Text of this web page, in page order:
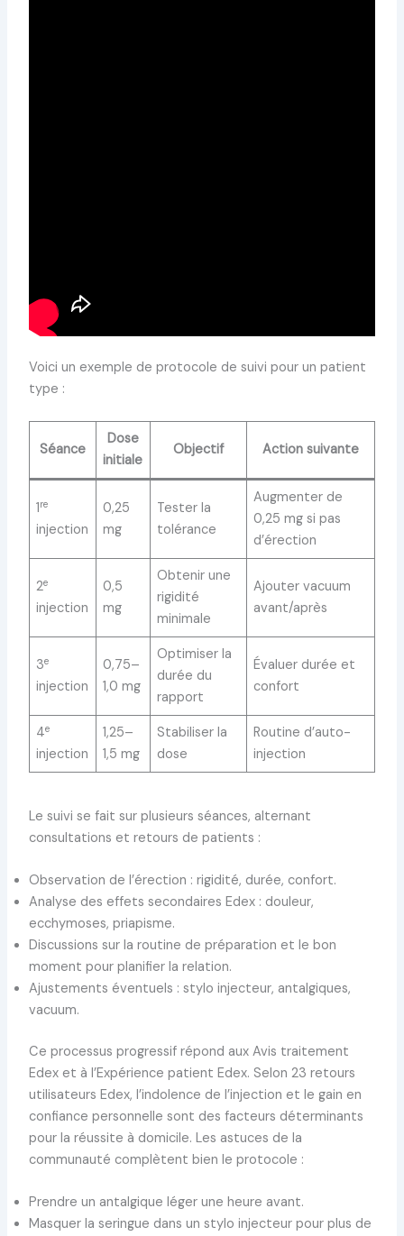
Voici un exemple de protocole de suivi pour un patient
type :
Séance
Dose
initiale
Objectif Action suivante
1re
injection
0,25
mg
Tester la
tolérance
Augmenter de
0,25 mg si pas
d’érection
2e
injection
0,5
mg
Obtenir une
rigidité
minimale
Ajouter vacuum
avant/après
3e
injection
0,75–
1,0 mg
Optimiser la
durée du
rapport
Évaluer durée et
confort
4e
injection
1,25–
1,5 mg
Stabiliser la
dose
Routine d’auto-
injection
Le suivi se fait sur plusieurs séances, alternant
consultations et retours de patients :
Observation de l’érection : rigidité, durée, confort.
Analyse des effets secondaires Edex : douleur,
ecchymoses, priapisme.
Discussions sur la routine de préparation et le bon
moment pour planifier la relation.
Ajustements éventuels : stylo injecteur, antalgiques,
vacuum.
Ce processus progressif répond aux Avis traitement
Edex et à l’Expérience patient Edex. Selon 23 retours
utilisateurs Edex, l’indolence de l’injection et le gain en
confiance personnelle sont des facteurs déterminants
pour la réussite à domicile. Les astuces de la
communauté complètent bien le protocole :
Prendre un antalgique léger une heure avant.
Masquer la seringue dans un stylo injecteur pour plus de